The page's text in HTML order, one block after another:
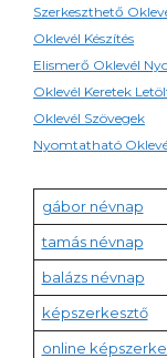
Szerkeszthető
Oklevél Készítés
Elismerő Oklevél
Oklevél Keretek
Oklevél Szövegek
Nyomtatható
gábor névnap
tamás névnap
balázs névnap
képszerkesztő
online